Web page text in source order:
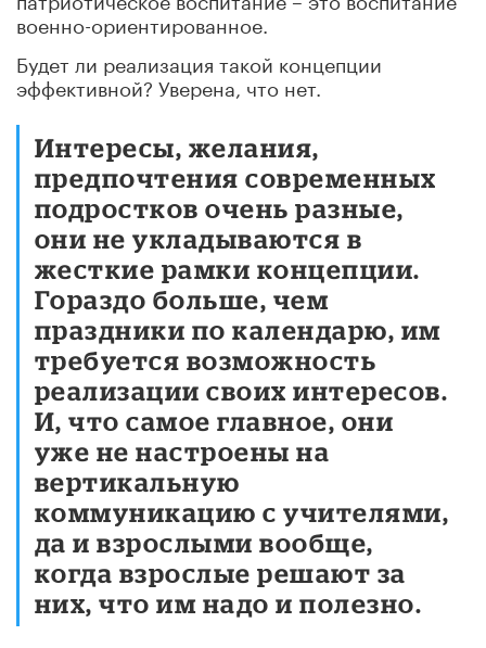
военно-ориентированное.
Будет ли реализация такой концепции
эффективной? Уверена, что нет.
Интересы, желания,
предпочтения современных
подростков очень разные,
они не укладываются в
жесткие рамки концепции.
Гораздо больше, чем
праздники по календарю, им
требуется возможность
реализации своих интересов.
И, что самое главное, они
уже не настроены на
вертикальную
коммуникацию с учителями,
да и взрослыми вообще,
когда взрослые решают за
них, что им надо и полезно.